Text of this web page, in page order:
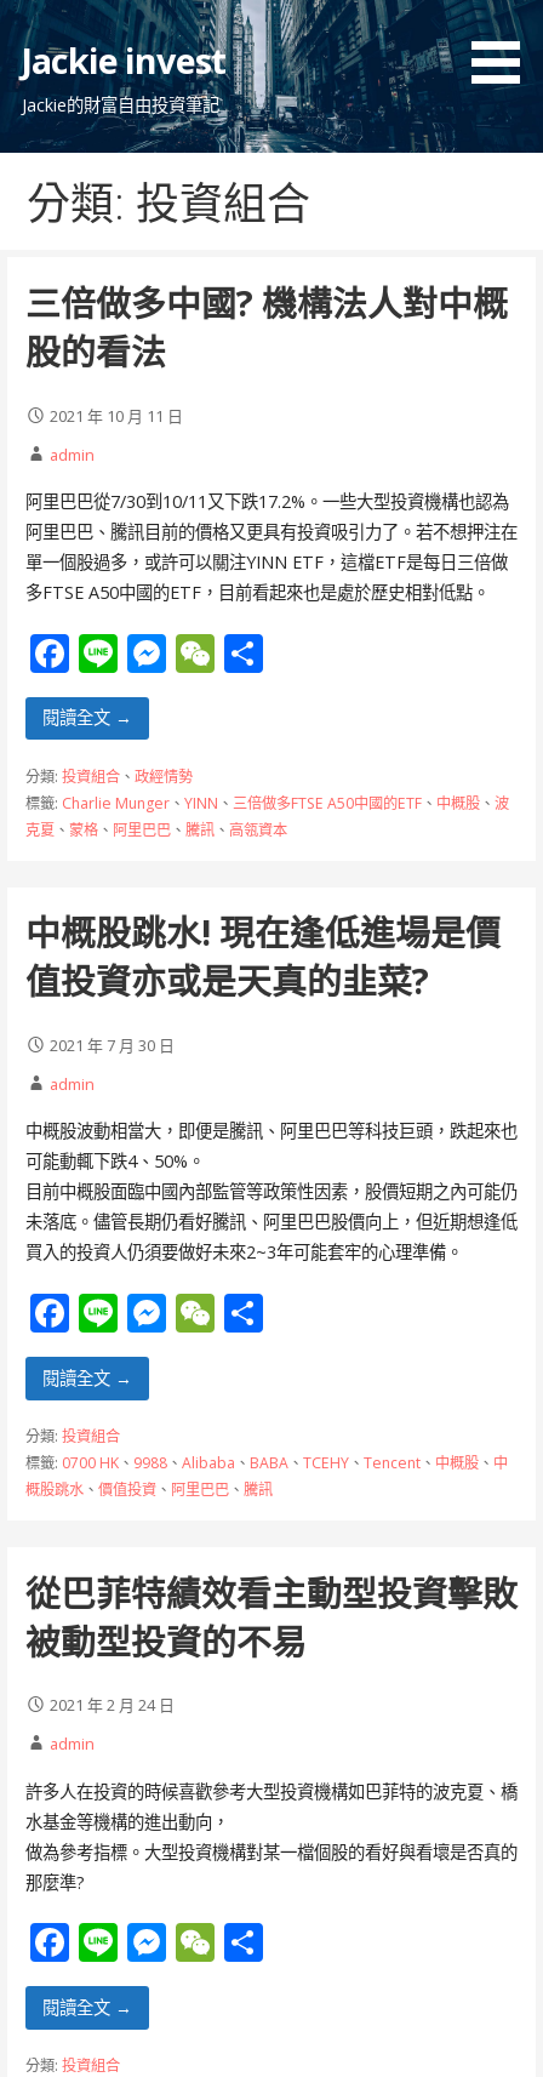
跳
Jackie invest
Jackie的財富自由投資筆記
分類: 投資組合
三倍做多中國? 機構法人對中概
股的看法
2021 年 10 月 11 日
admin
阿里巴巴從7/30到10/11又下跌17.2%。一些大型投資機構也認為
阿里巴巴、騰訊目前的價格又更具有投資吸引力了。若不想押注在
單一個股過多，或許可以關注YINN ETF，這檔ETF是每日三倍做
多FTSE A50中國的ETF，目前看起來也是處於歷史相對低點。
F
ac
e
b
o
o
Li
n
e
M
e
n
g
W
at
分
閱讀全文 →
分類: 投資組合、 政經情勢
標籤: Charlie Munger、 YINN 、 三倍做多FTSE A50中國的ETF、 中概股、 波
克夏、 蒙格、 阿里巴巴、 騰訊、 高瓴資本
中概股跳水! 現在逢低進場是價
值投資亦或是天真的韭菜?
2021 年 7 月 30 日
admin
中概股波動相當大，即便是騰訊、阿里巴巴等科技巨頭，跌起來也
可能動輒下跌4、50%。
目前中概股面臨中國內部監管等政策性因素，股價短期之內可能仍
未落底。儘管長期仍看好騰訊、阿里巴巴股價向上，但近期想逢低
買入的投資人仍須要做好未來2~3年可能套牢的心理準備。
F
ac
e
b
o
o
Li
n
e
M
n
g
W
at
分
閱讀全文 →
分類: 投資組合
標籤: 0700 HK、 9988、 Alibaba 、 BABA、 TCEHY、 Tencent、 中概股、 中
概股跳水、 價值投資、 阿里巴巴、 騰訊
從巴菲特績效看主動型投資擊敗
被動型投資的不易
2021 年 2 月 24 日
admin
許多人在投資的時候喜歡參考大型投資機構如巴菲特的波克夏、橋
水基金等機構的進出動向，
做為參考指標。大型投資機構對某一檔個股的看好與看壞是否真的
那麼準?
F
ac
e
b
Li
n
e
M W 分
閱讀全文 →
分類: 投資組合